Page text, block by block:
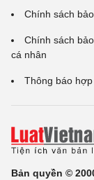
Chính sách
Chính sách
cá nhân
Thông báo
Bản quyền ©